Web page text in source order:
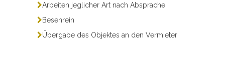
Arbeiten jeglicher Art nach Absprache
Besenrein
Übergabe des Objektes an den Vermieter